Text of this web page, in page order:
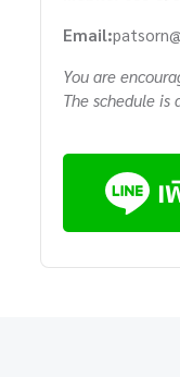
Email:
You are
The schedule is